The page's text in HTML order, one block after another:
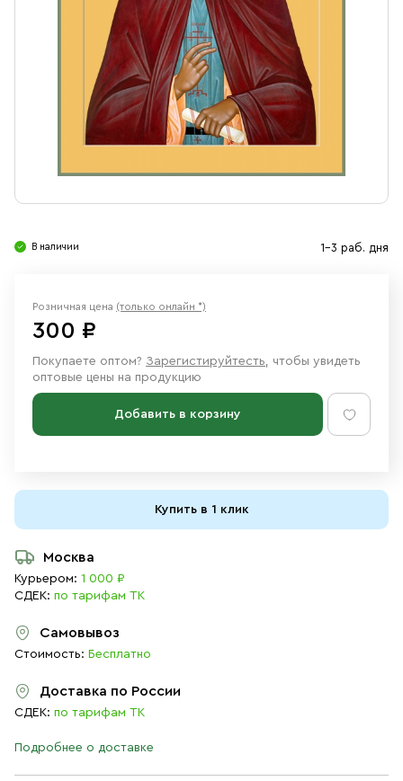
Ювелирные изделия
В наличии 1-3 раб. дня
Розничная цена (только онлайн *)
300 ₽
Покупаете оптом? Зарегистируйтесть, чтобы увидеть
оптовые цены на продукцию
Добавить в корзину
Купить в 1 клик
Москва
Курьером: 1 000 ₽
СДЕК: по тарифам ТК
Самовывоз
Стоимость: Бесплатно
Доставка по России
СДЕК: по тарифам ТК
Подробнее о доставке